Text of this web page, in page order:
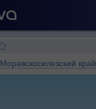
Моравскосилезский край